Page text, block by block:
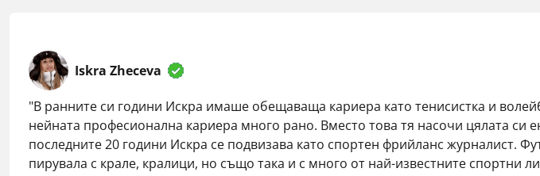
Iskra Zheceva
"В ранните си години Искра имаше обещаваща кариера като тенисистка и
нейната професионална кариера много рано. Вместо това тя насочи цялата си
последните 20 години Искра се подвизава като спортен фрийланс журналист.
пирувала с крале, кралици, но също така и с много от най-известните спортни